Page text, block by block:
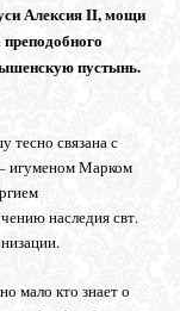
Алексия II, мощи
пустынь.
связана с
игуменом Марком
наследия свт.
мало кто знает о